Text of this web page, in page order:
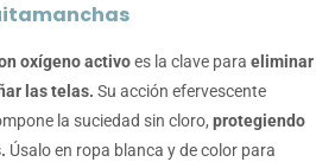
oxígeno activoes la clave para eliminar
las telas. Su acción efervescente
la suciedad sin cloro, protegiendo
Úsalo en ropa blanca y de color para